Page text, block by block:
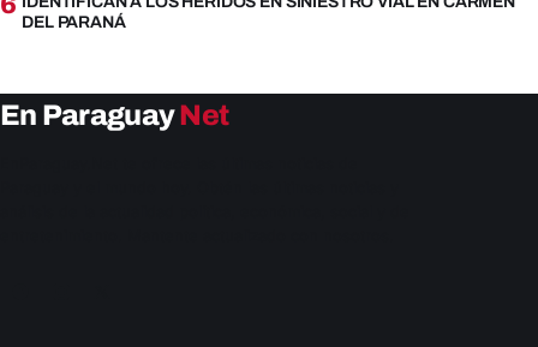
DEL PARANÁ
En ParaguayNet